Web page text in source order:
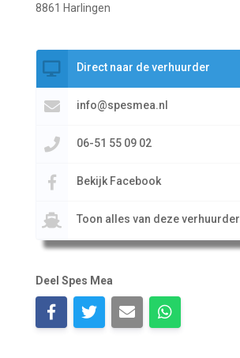
8861 Harlingen
Direct naar de verhuurder
info@spesmea.nl
06-51 55 09 02
Bekijk Facebook
Toon alles van deze verhuurder
Deel Spes Mea